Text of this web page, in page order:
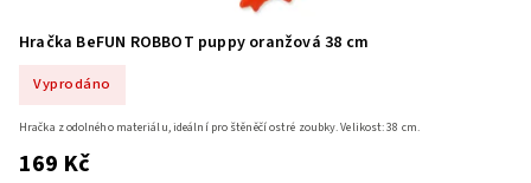
Hračka BeFUN ROBBOT puppy oranžová 38 cm
Vyprodáno
169 Kč
Hračka z odolného materiálu, ideální pro štěněčí ostré zoubky. Velikost: 38 cm.